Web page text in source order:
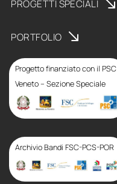
PROGETTI SPECIALI
PORTFOLIO
Progetto finanziato con il PSC
Veneto – Sezione Speciale
Progetto finanziato con
il PSC Veneto – Sezione
Speciale
Archivio Bandi FSC-PCS-POR